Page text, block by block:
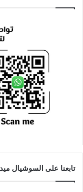
تابعنا على السوشيال